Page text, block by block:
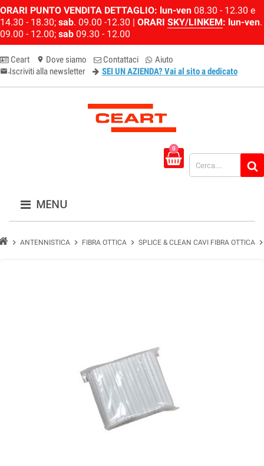
ORARI PUNTO VENDITA DETTAGLIO: lun-ven 08.30 - 12.30 e
14.30 - 18.30; sab. 09.00 -12.30 | ORARI SKY/LINKEM: lun-ven.
09.00 - 12.00; sab 09.30 - 12.00
Ceart location_on Dove siamo Contattaci Aiuto
email-newsletter
Iscriviti alla newsletter SEI UN AZIENDA? Vai al sito a dedicato
0
MENU
chevron_right ANTENNISTICA chevron_right FIBRA OTTICA chevron_right SPLICE & CLEAN CAVI FIBRA OTTICA